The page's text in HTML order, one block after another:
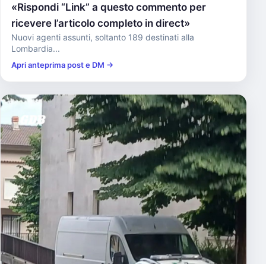
«Rispondi “Link” a questo commento per
ricevere l’articolo completo in direct»
Nuovi agenti assunti, soltanto 189 destinati alla
Lombardia...
Apri anteprima post e DM →